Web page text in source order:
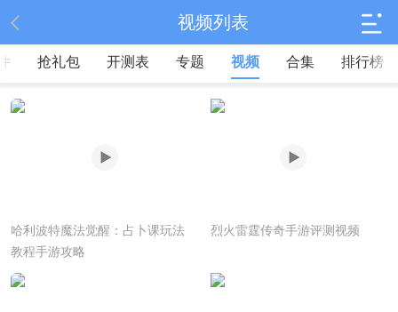
视频列表
抢礼包 开测表 专题 视频 合集 排行榜
哈利波特魔法觉醒：占卜课玩法
教程手游攻略
烈火雷霆传奇手游评测视频